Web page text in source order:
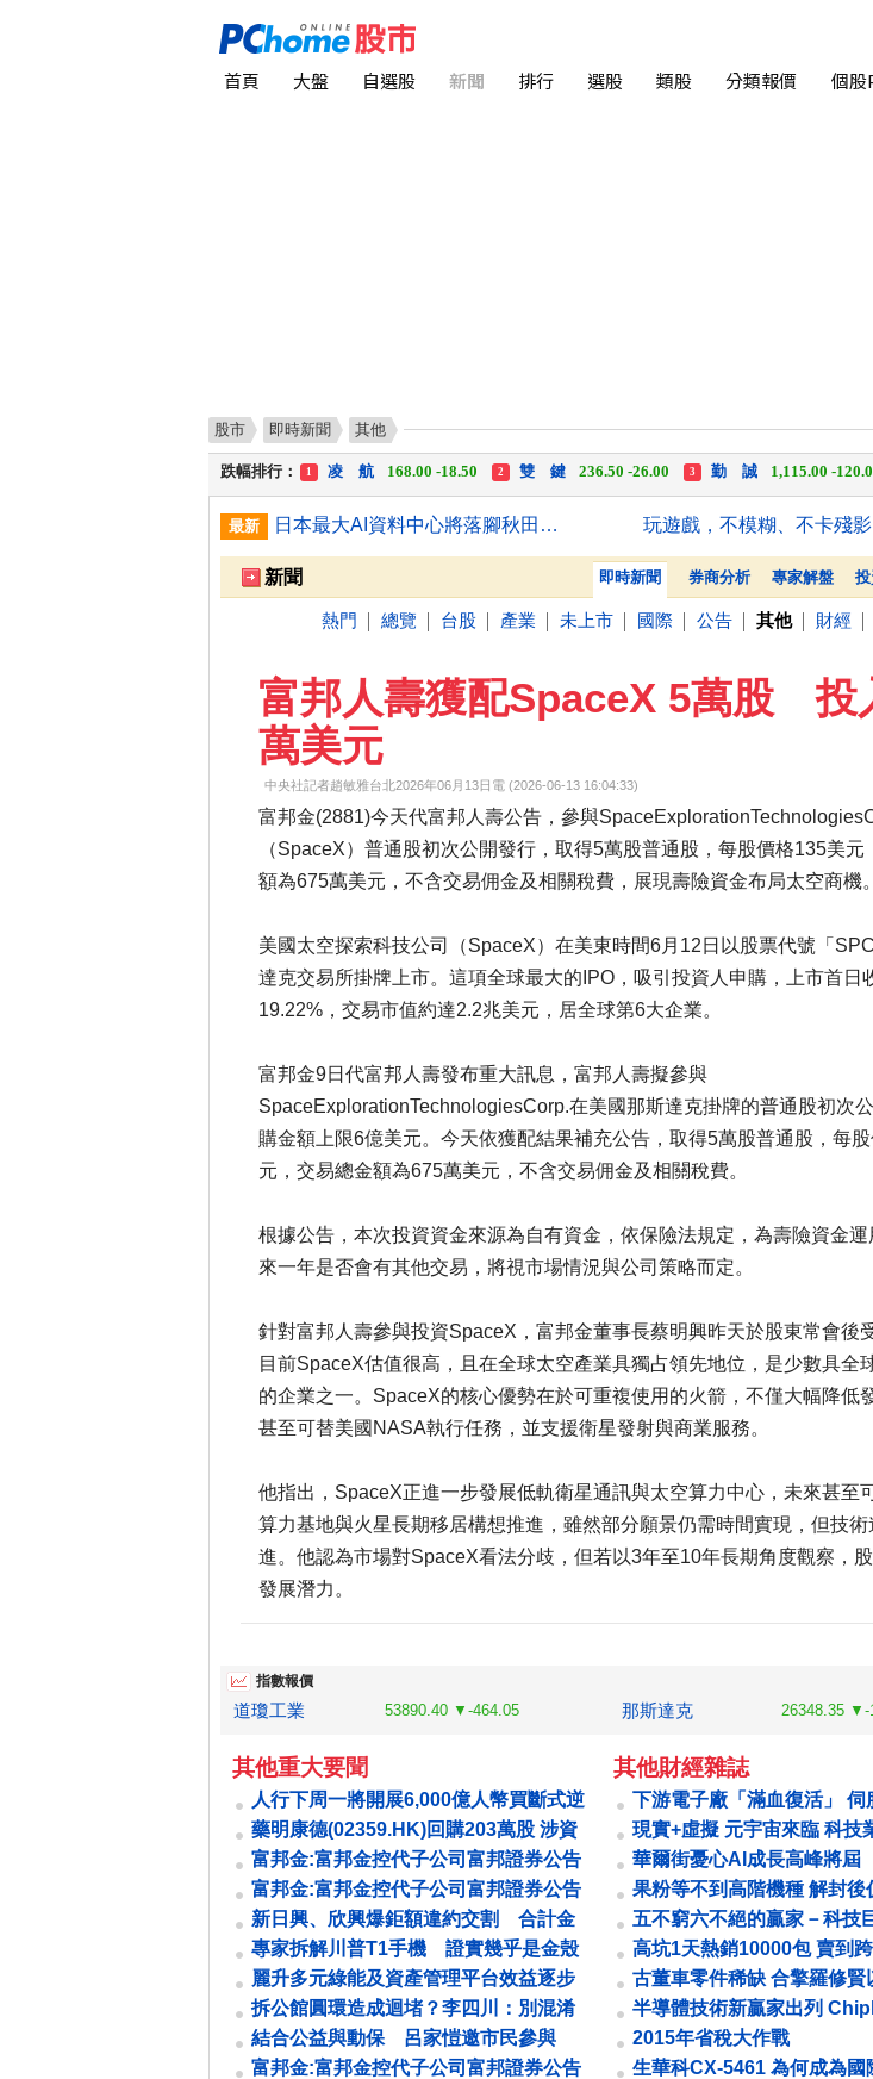
首頁 大盤 自選股 新聞 排行 選股 類股 分類報價 個股
股市 即時新聞 其他
漲幅排行： 1 中化生35.75 +3.25 川 湖11,110.00 +1,010.00 長 廣463.00
跌幅排行：
1 凌 航 168.00 -18.50 2 雙 鍵 236.50 -26.00 3 勤 誠
1,115.00 -
跌停排行：
最新 日本最大AI資料中心將落腳秋田 阿聯酋擬投資2兆日圓 玩遊戲，不模糊、不卡殘影
熱門
新聞 即時新聞 券商分析 專家解盤
熱門 總覽 台股 產業 未上市 國際 公告 其他 財經
富邦人壽獲配SpaceX 5萬股 投
萬美元
中央社記者趙敏雅台北2026年06月13日電 (2026-06-13 16:04:33)
富邦金(2881)今天代富邦人壽公告，參與
（SpaceX）普通股初次公開發行，取得5萬股普通股，每股價格135美元
額為675萬美元，不含交易佣金及相關稅費，展現壽險資金布局太空商機。
美國太空探索科技公司（SpaceX）在美東時間6月12日以股票代號「
達克交易所掛牌上市。這項全球最大的IPO，吸引投資人申購，上市首日
19.22%，交易市值約達2.2兆美元，居全球第6大企業。
富邦金9日代富邦人壽發布重大訊息，富邦人壽擬參與
SpaceExplorationTechnologiesCorp.在美國那斯達克掛牌的普通股初次
購金額上限6億美元。今天依獲配結果補充公告，取得5萬股普通股，每
元，交易總金額為675萬美元，不含交易佣金及相關稅費。
根據公告，本次投資資金來源為自有資金，依保險法規定，為壽險資金運
來一年是否會有其他交易，將視市場情況與公司策略而定。
針對富邦人壽參與投資SpaceX，富邦金董事長蔡明興昨天於股東常會後
目前SpaceX估值很高，且在全球太空產業具獨占領先地位，是少數具全
的企業之一。SpaceX的核心優勢在於可重複使用的火箭，不僅大幅降低
甚至可替美國NASA執行任務，並支援衛星發射與商業服務。
他指出，SpaceX正進一步發展低軌衛星通訊與太空算力中心，未來甚至
算力基地與火星長期移居構想推進，雖然部分願景仍需時間實現，但技術
進。他認為市場對SpaceX看法分歧，但若以3年至10年長期角度觀察，
發展潛力。
指數報價
道瓊工業 53890.40 ▼-464.05 那斯達克 26348.35 ▼-
其他重大要聞
人行下周一將開展6,000億人幣買斷式逆
回購操作
藥明康德(02359.HK)回購203萬股 涉資
約2.89億元
富邦金:富邦金控代子公司富邦證券公告
股東會重要決議事項
富邦金:富邦金控代子公司富邦證券公告
新任「審計暨風險管理委員會」成員...
新日興、欣興爆鉅額違約交割 合計金
額5827萬元
專家拆解川普T1手機 證實幾乎是金殼
版HTC U24 Pro
麗升多元綠能及資產管理平台效益逐步
落實
拆公館圓環造成迴堵？李四川：別混淆
問題
結合公益與動保 呂家愷邀市民參與
「毛起來愛」嘉年華
富邦金:富邦金控代子公司富邦證券公告
其他財經雜誌
下游電子廠「滿血復活」 伺
電腦、板卡大旱後雲霓至
現實+虛擬 元宇宙來臨 科技
金十年
華爾街憂心AI成長高峰將屆
果粉等不到高階機種 解封後
產進度 鄭州封控52天 鴻海
五不窮六不絕的贏家－科技
台北、除權息行情即將開跑
高坑1天熱銷10000包 賣到
商 從牛肉乾賣到豪宅 金門
古董車零件稀缺 合擎羅修賢
成為隱形冠軍 黑手老董 靠
半導體技術新贏家出列
合與GAA技術推進
2015年省稅大作戰
生華科CX-5461 為何成為國